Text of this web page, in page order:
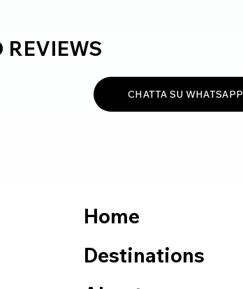
REVIEWS
CHATTA SU WHATSAPP
Home
Destinations